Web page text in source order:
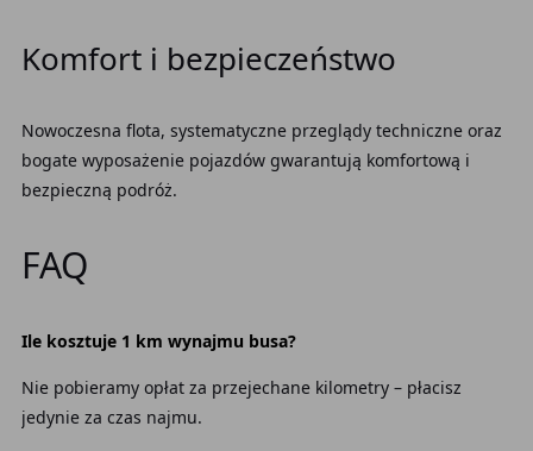
Komfort i bezpieczeństwo
Nowoczesna flota, systematyczne przeglądy techniczne oraz
bogate wyposażenie pojazdów gwarantują komfortową i
bezpieczną podróż.
FAQ
Ile kosztuje 1 km wynajmu busa?
Nie pobieramy opłat za przejechane kilometry – płacisz
jedynie za czas najmu.